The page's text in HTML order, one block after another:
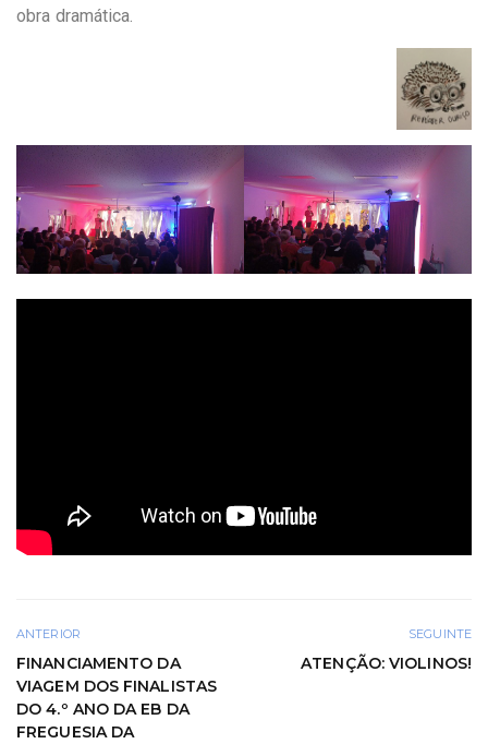
obra dramática.
ANTERIOR
FINANCIAMENTO DA
VIAGEM DOS FINALISTAS
DO 4.º ANO DA EB DA
FREGUESIA DA
SEGUINTE
ATENÇÃO: VIOLINOS!